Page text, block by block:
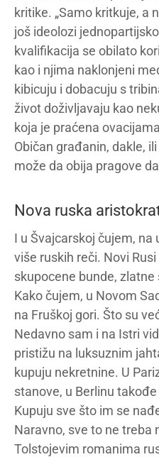
kritike. „Samo kritkuje, a
još ideolozi
kvalifikacija se obilato
kao i njima naklonjeni
kibicuju i dobacuju s
život doživljavaju kao
koja je praćena
Običan građanin, dakle,
može da obija pragove
Nova ruska
I u Švajcarskoj čujem, na
više ruskih reči. Novi
skupocene bunde,
Kako čujem, u Novom
na Fruškoj gori. Što su
Nedavno sam i na Istri
pristižu na luksuznim
kupuju nekretnine. U
stanove, u Berlinu
Kupuju sve što im se
Naravno, sve to ne treba
Tolstojevim romanima